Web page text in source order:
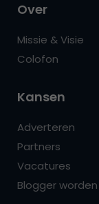
Over
Missie & Visie
Colofon
Kansen
Adverteren
Partners
Vacatures
Blogger worden